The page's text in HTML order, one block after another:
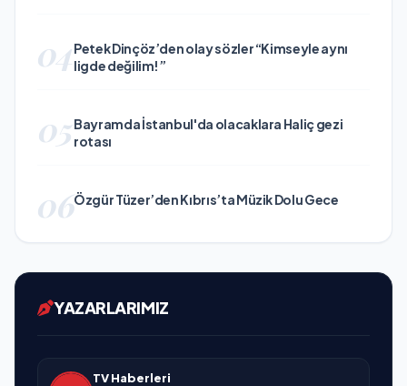
04Petek Dinçöz’den olay sözler “Kimseyle aynı
ligde değilim!”
05Bayramda İstanbul'da olacaklara Haliç gezi
rotası
06Özgür Tüzer’den Kıbrıs’ta Müzik Dolu Gece
YAZARLARIMIZ
TV Haberleri